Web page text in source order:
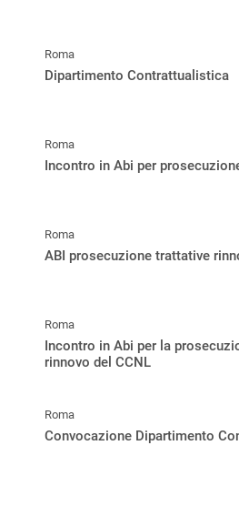
Roma
Dipartimento Contrattualistica
Roma
Incontro in Abi per
Roma
ABI prosecuzione trattative
Roma
Incontro in Abi per la
rinnovo del CCNL
Roma
Convocazione Dipartimento